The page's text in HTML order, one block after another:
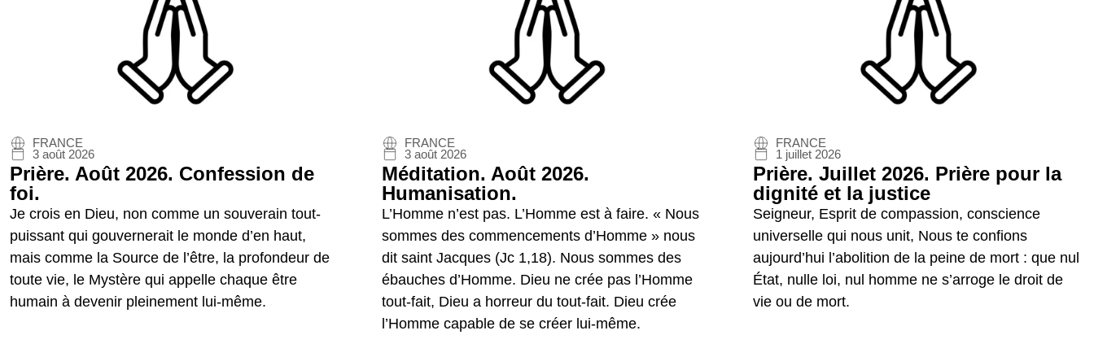
FRANCE
3 août 2026
Prière. Août 2026. Confession de
foi.
Je crois en Dieu, non comme un souverain tout-
puissant qui gouvernerait le monde d’en haut,
mais comme la Source de l’être, la profondeur de
toute vie, le Mystère qui appelle chaque être
humain à devenir pleinement lui-même.
FRANCE
3 août 2026
Méditation. Août 2026.
Humanisation.
L’Homme n’est pas. L’Homme est à faire. « Nous
sommes des commencements d’Homme » nous
dit saint Jacques (Jc 1,18). Nous sommes des
ébauches d’Homme. Dieu ne crée pas l’Homme
tout-fait, Dieu a horreur du tout-fait. Dieu crée
l’Homme capable de se créer lui-même.
FRANCE
1 juillet 2026
Prière. Juillet 2026. Prière pour la
dignité et la justice
Seigneur, Esprit de compassion, conscience
universelle qui nous unit, Nous te confions
aujourd’hui l’abolition de la peine de mort : que nul
État, nulle loi, nul homme ne s’arroge le droit de
vie ou de mort.